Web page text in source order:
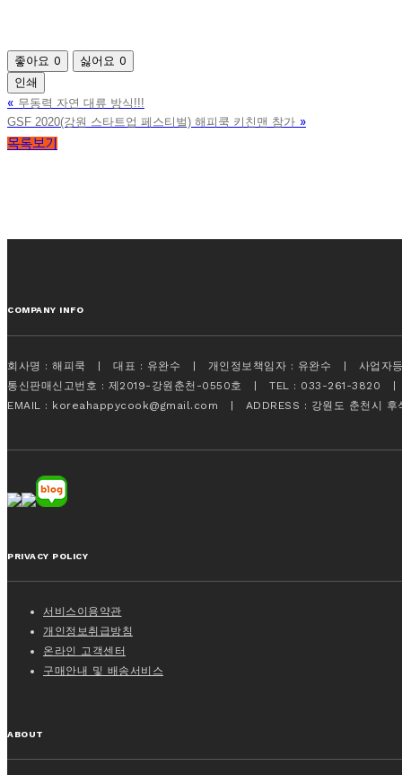
좋아요 0 싫어요 0
인쇄
« 무동력 자연 대류 방식!!!
GSF 2020(강원 스타트업 페스티벌) 해피쿡 키친맨 참가 »
목록보기
COMPANY INFO
회사명 : 해피쿡 | 대표 : 유완수 | 개인정보책임자 : 유완수 | 사업자
통신판매신고번호 : 제2019-강원춘천-0550호 | TEL : 033-261-3820
EMAIL : koreahappycook@gmail.com | ADDRESS : 강원도 춘천시 후
PRIVACY POLICY
서비스이용약관
개인정보취급방침
온라인 고객센터
구매안내 및 배송서비스
ABOUT